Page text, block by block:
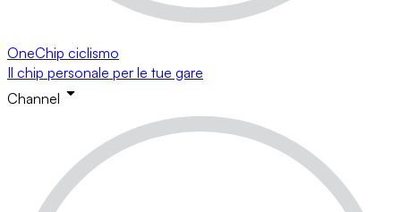
OneChip ciclismo
Il chip personale per le tue gare
Channel